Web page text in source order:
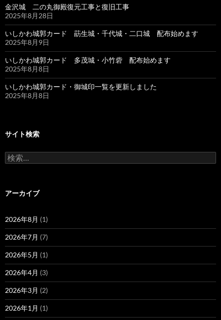
金沢城 二の丸御殿復元工事と復旧工事
2025年8月28日
いしかわ城郭カード 莇生城・千代城・二口城 配布始めます
2025年8月9日
いしかわ城郭カード 多茂城・小竹砦 配布始めます
2025年8月8日
いしかわ城郭カード・御城印一覧を更新しました
2025年8月8日
サイト検索
検
索:
アーカイブ
2026年8月 (1)
2026年7月 (7)
2026年5月 (1)
2026年4月 (3)
2026年3月 (2)
2026年1月 (1)